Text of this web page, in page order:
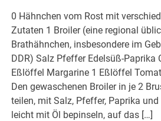
0 Hähnchen vom Rost mit
Zutaten 1 Broiler (eine regional
Brathähnchen, insbesondere im
DDR) Salz Pfeffer Edelsüß-Paprika
Eßlöffel Margarine 1 Eßlöffel
Den gewaschenen Broiler in je 2
teilen, mit Salz, Pfeffer, Paprika
leicht mit Öl bepinseln, auf das […]